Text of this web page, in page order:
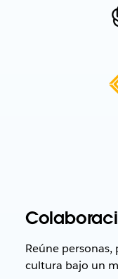
Reúne
cultura bajo un